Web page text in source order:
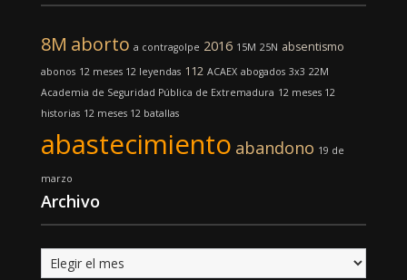
8M aborto a contragolpe 2016 15M 25N absentismo
abonos 12 meses 12 leyendas 112 ACAEX abogados 3x3 22M
Academia de Seguridad Pública de Extremadura 12 meses 12
historias 12 meses 12 batallas
abastecimiento abandono 19 de
marzo
Archivo
Archivo